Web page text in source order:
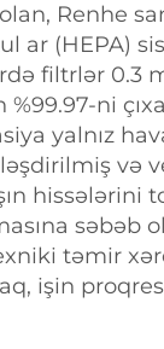
Renhe
ar (HEPA)
filtrlər 0.3
%99.97-ni
yalnız
və
hissələrini
səbəb
təmir
işin